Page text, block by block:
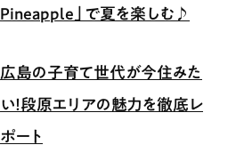
Pineapple」で夏を楽しむ♪
広島の子育て世代が今住みた
い！段原エリアの魅力を徹底レ
ポート